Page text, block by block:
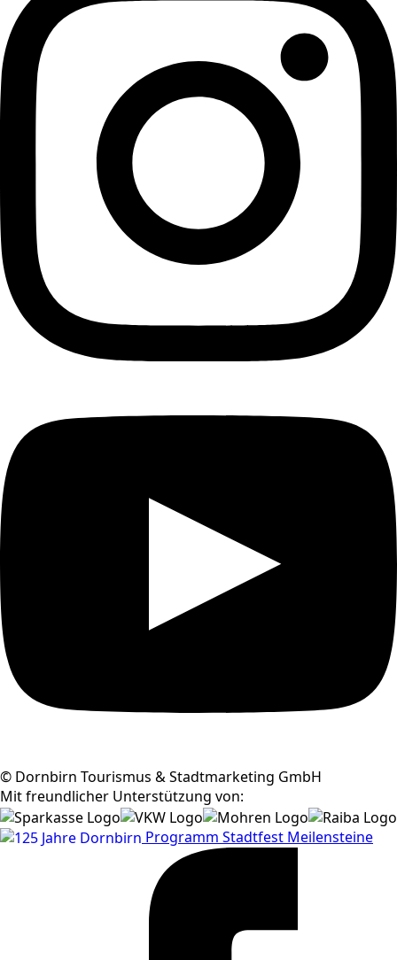
© Dornbirn Tourismus & Stadtmarketing GmbH
Mit freundlicher Unterstützung von:
Programm Stadtfest Meilensteine